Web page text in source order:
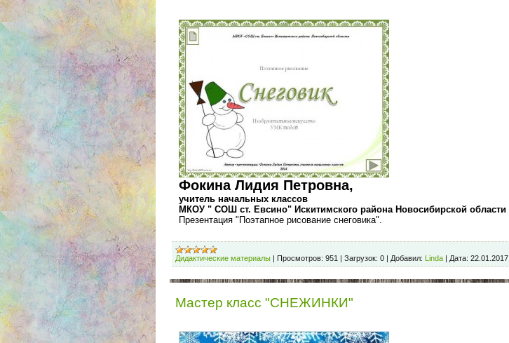
Фокина Лидия Петровна,
учитель начальных классов
МКОУ " СОШ ст. Евсино" Искитимского района Новосибирской области
Презентация "Поэтапное рисование снеговика".
Дидактические материалы | Просмотров: 951 | Загрузок: 0 | Добавил: Linda | Дата: 22.01.2017
Мастер класс "СНЕЖИНКИ"